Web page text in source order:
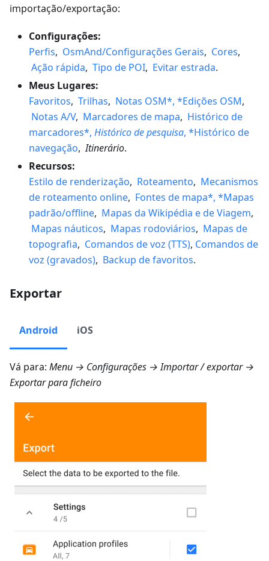
importação/exportação:
Configurações:
Perfis, OsmAnd/Configurações Gerais, Cores,
Ação rápida, Tipo de POI, Evitar estrada.
Meus Lugares:
Favoritos, Trilhas, Notas OSM*, *Edições OSM,
Notas A/V, Marcadores de mapa, Histórico de
marcadores*, Histórico de pesquisa, *Histórico de
navegação,Itinerário.
Recursos:
Estilo de renderização, Roteamento, Mecanismos
de roteamento online, Fontes de mapa*, *Mapas
padrão/offline, Mapas da Wikipédia e de Viagem,
Mapas náuticos, Mapas rodoviários, Mapas de
topografia, Comandos de voz (TTS), Comandos de
voz (gravados), Backup de favoritos.
Exportar
Android iOS
Vá para: Menu → Configurações → Importar / exportar →
Exportar para ficheiro